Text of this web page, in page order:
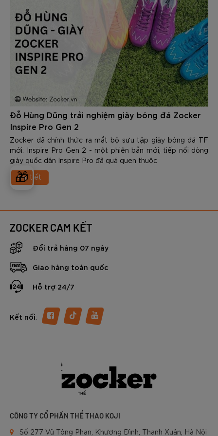
🎁
để đáp ứng & vượt qua được những thử thách khắc nghiệt
trên sân cỏ. Trong nội dung dưới đây các bạn hãy cùng
Zocker tìm hiểu chi tiết nhé.
Đỗ Hùng Dũng trải nghiệm giày bóng đá Zocker
Inspire Pro Gen 2
Zocker đã chính thức ra mắt bộ sưu tập giày bóng đá TF
mới: Inspire Pro Gen 2 - một phiên bản mới, tiếp nối dòng
giày quốc dân Inspire Pro đã quá quen thuộc
Chi tiết
ZOCKER CAM KẾT
Đổi trả hàng 07 ngày
Giao hàng toàn quốc
Hỗ trợ 24/7
Kết nối:
CÔNG TY CỔ PHẦN THỂ THAO KOJI
Số 277 Vũ Tông Phan, Khương Đình, Thanh Xuân, Hà Nội